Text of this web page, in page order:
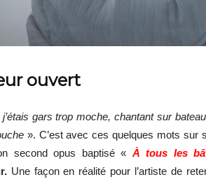
ouvert
gars trop moche, chantant sur
». C’est avec ces quelques mots sur
second opus baptisé « À tous les
Une façon en réalité pour l’artiste de